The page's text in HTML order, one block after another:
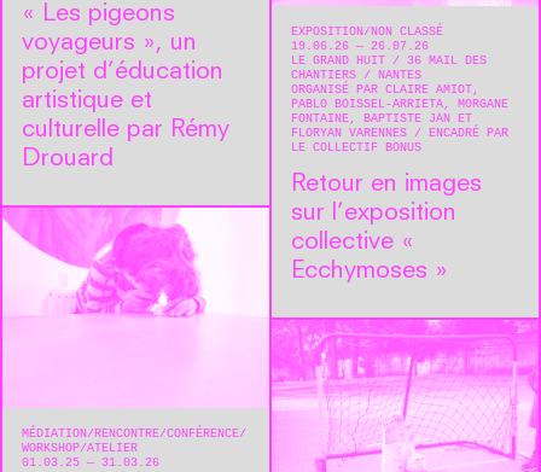
« Les pigeons
voyageurs », un
projet d’éducation
artistique et
culturelle par Rémy
Drouard
EXPOSITION NON CLASSÉ
19.06.26 — 26.07.26
LE GRAND HUIT
36 MAIL DES
CHANTIERS
NANTES
ORGANISÉ PAR CLAIRE AMIOT,
PABLO BOISSEL-ARRIETA, MORGANE
FONTAINE, BAPTISTE JAN ET
FLORYAN VARENNES
ENCADRÉ PAR
LE COLLECTIF BONUS
Retour en images
sur l’exposition
collective «
Ecchymoses »
MÉDIATION RENCONTRE/CONFÉRENCE
WORKSHOP/ATELIER
01.03.25 — 31.03.26